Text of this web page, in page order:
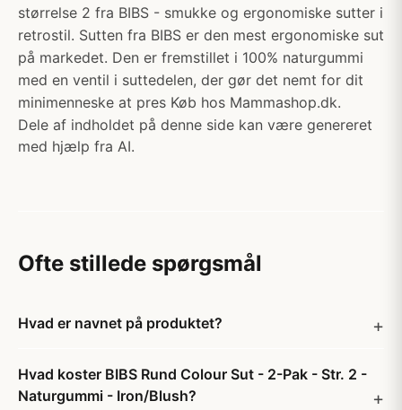
størrelse 2 fra BIBS - smukke og ergonomiske sutter i
retrostil. Sutten fra BIBS er den mest ergonomiske sut
på markedet. Den er fremstillet i 100% naturgummi
med en ventil i suttedelen, der gør det nemt for dit
minimenneske at pres Køb hos Mammashop.dk.
Dele af indholdet på denne side kan være genereret
med hjælp fra AI.
Ofte stillede spørgsmål
Hvad er navnet på produktet?
Hvad koster BIBS Rund Colour Sut - 2-Pak - Str. 2 -
Naturgummi - Iron/Blush?